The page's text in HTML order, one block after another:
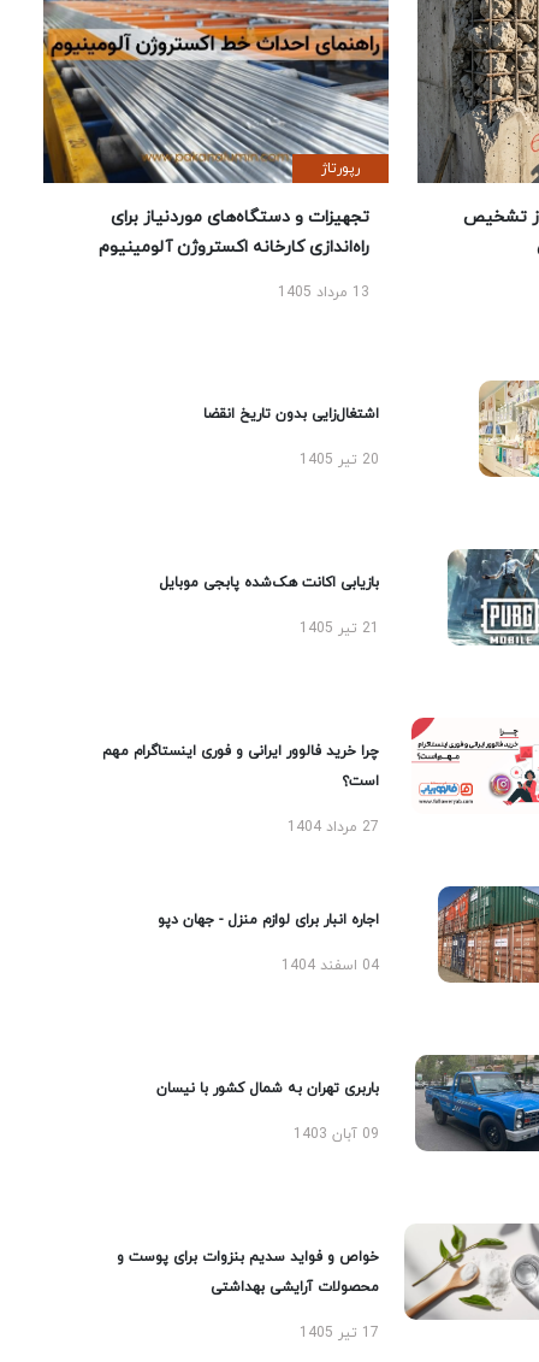
تشخیص
رپورتاژ
تجهیزات و دستگاه‌های موردنیاز برای
راه‌اندازی کارخانه اکستروژن آلومینیوم
13 مرداد 1405
اشتغال‌زایی بدون تاریخ انقضا
20 تیر 1405
بازیابی اکانت هک‌شده پابجی موبایل
چرا خرید فالوور ایرانی و فوری اینستاگرام مهم
است؟
27 مرداد 1404
اجاره انبار برای لوازم منزل - جهان دپو
04 اسفند 1404
باربری تهران به شمال کشور با نیسان
09 آبان 1403
خواص و فواید سدیم بنزوات برای پوست و
محصولات آرایشی بهداشتی
17 تیر 1405